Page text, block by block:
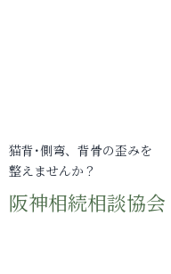
猫背･側弯、背骨の歪みを
整えませんか？
阪神相続相談協会